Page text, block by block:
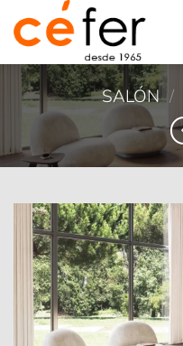
SALÓN /